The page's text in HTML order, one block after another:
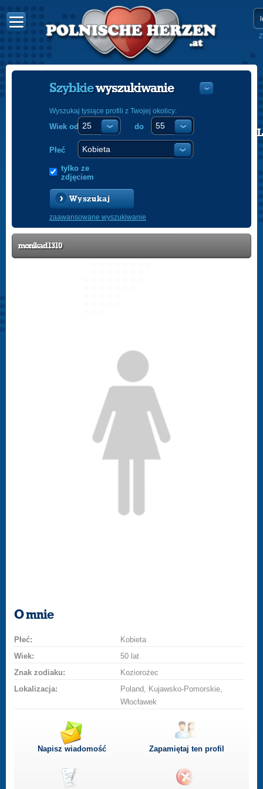
POLISH
Szybkiewyszukiwanie
Wyszukaj tysiące profili z Twojej okolicy:
Wiek od do
Płeć
tylko ze
zdjęciem
Wyszukaj
zaawansowane wyszukiwanie
monikad1310
O mnie
Płeć:
Kobieta
Wiek:
50 lat
Znak zodiaku:
Koziorożec
Lokalizacja:
Poland, Kujawsko-Pomorskie,
Włocławek
Napisz wiadomość Zapamiętaj ten profil